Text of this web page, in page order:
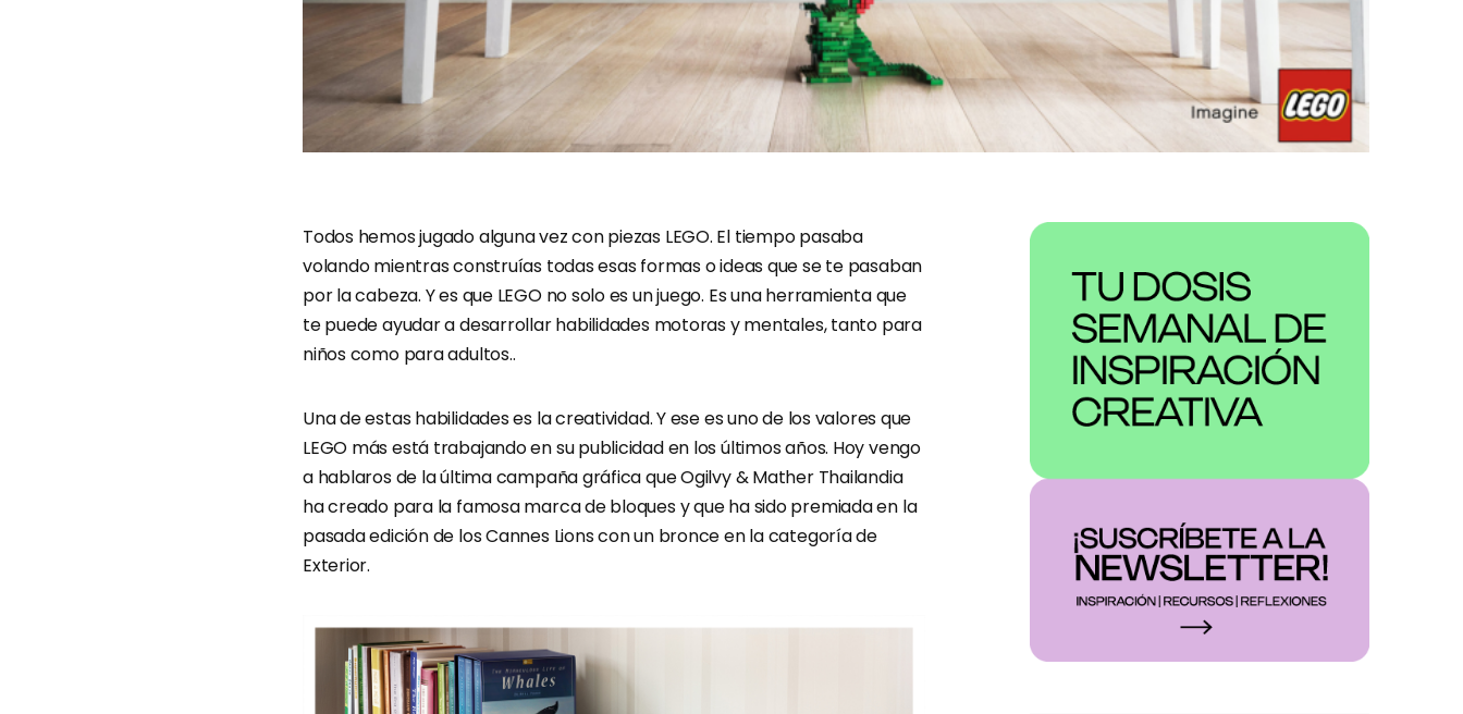
Todos hemos jugado alguna vez con piezas LEGO. El tiempo pasaba
volando mientras construías todas esas formas o ideas que se te pasaban
por la cabeza. Y es que LEGO no solo es un juego. Es una herramienta que
te puede ayudar a desarrollar habilidades motoras y mentales, tanto para
niños como para adultos..
Una de estas habilidades es la creatividad. Y ese es uno de los valores que
LEGO más está trabajando en su publicidad en los últimos años. Hoy vengo
a hablaros de la última campaña gráfica que Ogilvy & Mather Thailandia
ha creado para la famosa marca de bloques y que ha sido premiada en la
pasada edición de los Cannes Lions con un bronce en la categoría de
Exterior.